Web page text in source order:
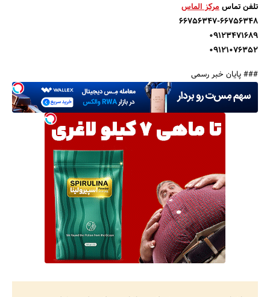
تلفن تماسمرکز الماس
66756347-66756348
09123471689
09121076352
### پایان خبر رسمی